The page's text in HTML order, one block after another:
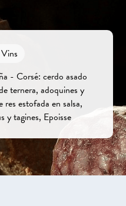
- Corsé: cerdo asado
ternera, adoquines y
estofada en salsa,
y tagines, Epoisse